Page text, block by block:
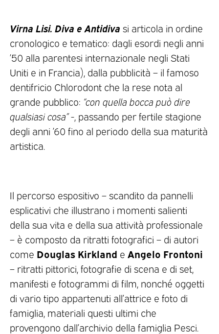
Virna Lisi. Diva e Antidiva si articola in ordine
cronologico e tematico: dagli esordi negli anni
’50 alla parentesi internazionale negli Stati
Uniti e in Francia), dalla pubblicità – il famoso
dentifricio Chlorodont che la rese nota al
grande pubblico: “con quella bocca può dire
qualsiasi cosa”-, passando per fertile stagione
degli anni ’60 fino al periodo della sua maturità
artistica.
Il percorso espositivo – scandito da pannelli
esplicativi che illustrano i momenti salienti
della sua vita e della sua attività professionale
– è composto da ritratti fotografici – di autori
come Douglas Kirkland e Angelo Frontoni
– ritratti pittorici, fotografie di scena e di set,
manifesti e fotogrammi di film, nonché oggetti
di vario tipo appartenuti all’attrice e foto di
famiglia, materiali questi ultimi che
provengono dall’archivio della famiglia Pesci.